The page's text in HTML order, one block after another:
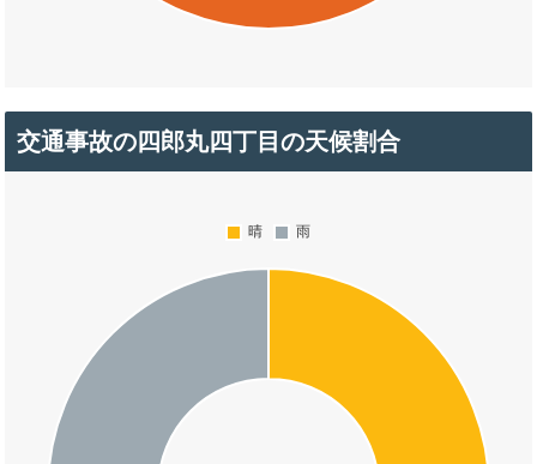
交通事故の四郎丸四丁目の天候割合